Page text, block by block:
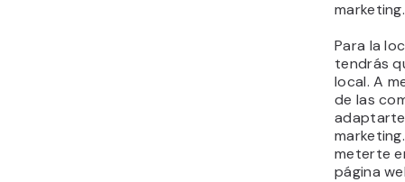
marketing.
Para la
tendrás
local. A
de las
meterte
página